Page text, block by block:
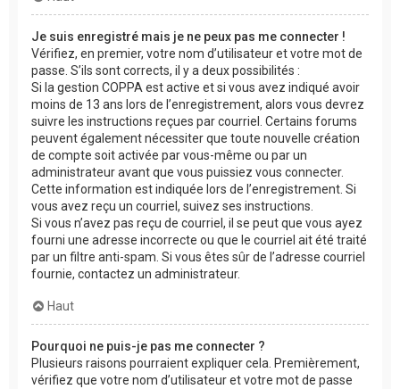
Je suis enregistré mais je ne peux pas me connecter !
Vérifiez, en premier, votre nom d’utilisateur et votre mot de
passe. S’ils sont corrects, il y a deux possibilités :
Si la gestion COPPA est active et si vous avez indiqué avoir
moins de 13 ans lors de l’enregistrement, alors vous devrez
suivre les instructions reçues par courriel. Certains forums
peuvent également nécessiter que toute nouvelle création
de compte soit activée par vous-même ou par un
administrateur avant que vous puissiez vous connecter.
Cette information est indiquée lors de l’enregistrement. Si
vous avez reçu un courriel, suivez ses instructions.
Si vous n’avez pas reçu de courriel, il se peut que vous ayez
fourni une adresse incorrecte ou que le courriel ait été traité
par un filtre anti-spam. Si vous êtes sûr de l’adresse courriel
fournie, contactez un administrateur.
Haut
Pourquoi ne puis-je pas me connecter ?
Plusieurs raisons pourraient expliquer cela. Premièrement,
vérifiez que votre nom d’utilisateur et votre mot de passe